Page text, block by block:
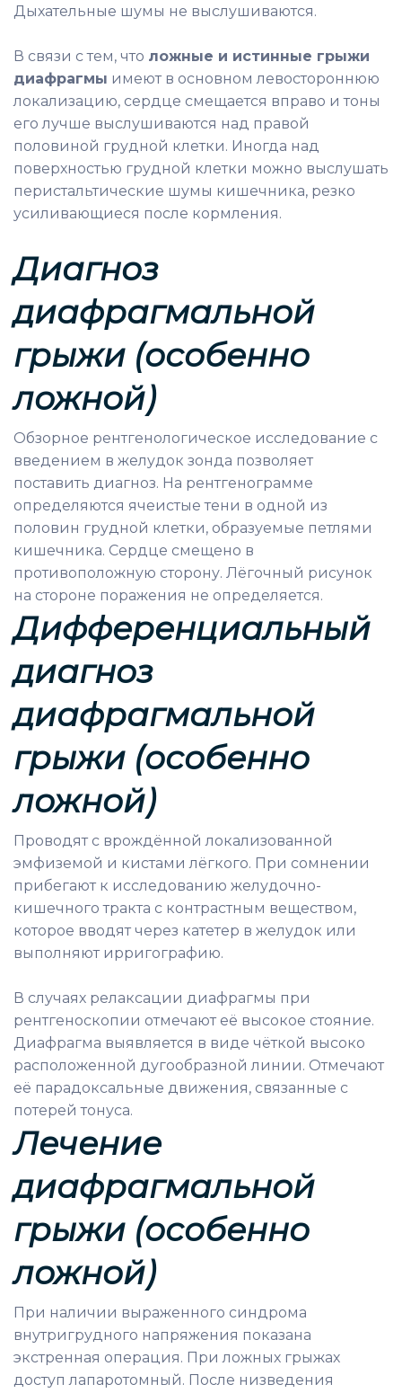
Дыхательные шумы не выслушиваются.
В связи с тем, что ложные и истинные грыжи
диафрагмы имеют в основном левостороннюю
локализацию, сердце смещается вправо и тоны
его лучше выслушиваются над правой
половиной грудной клетки. Иногда над
поверхностью грудной клетки можно выслушать
перистальтические шумы кишечника, резко
усиливающиеся после кормления.
Диагноз
диафрагмальной
грыжи (особенно
ложной)
Обзорное рентгенологическое исследование с
введением в желудок зонда позволяет
поставить диагноз. На рентгенограмме
определяются ячеистые тени в одной из
половин грудной клетки, образуемые петлями
кишечника. Сердце смещено в
противоположную сторону. Лёгочный рисунок
на стороне поражения не определяется.
Дифференциальный
диагноз
диафрагмальной
грыжи (особенно
ложной)
Проводят с врождённой локализованной
эмфиземой и кистами лёгкого. При сомнении
прибегают к исследованию желудочно-
кишечного тракта с контрастным веществом,
которое вводят через катетер в желудок или
выполняют ирригографию.
В случаях релаксации диафрагмы при
рентгеноскопии отмечают её высокое стояние.
Диафрагма выявляется в виде чёткой высоко
расположенной дугообразной линии. Отмечают
её парадоксальные движения, связанные с
потерей тонуса.
Лечение
диафрагмальной
грыжи (особенно
ложной)
При наличии выраженного синдрома
внутригрудного напряжения показана
экстренная операция. При ложных грыжах
доступ лапаротомный. После низведения